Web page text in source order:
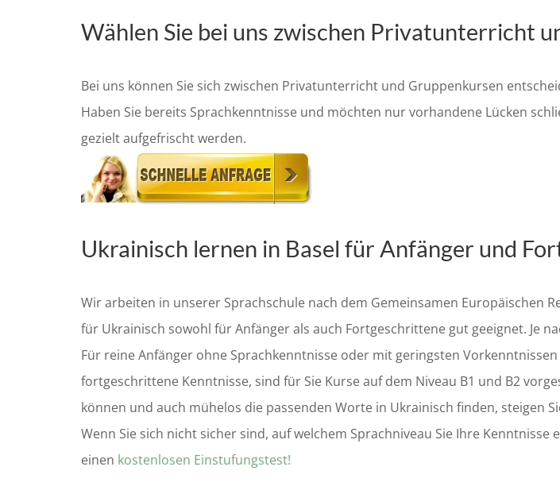
Wählen Sie bei uns zwischen Privatunterricht
Bei uns können Sie sich zwischen Privatunterricht und Gruppenkursen
Haben Sie bereits Sprachkenntnisse und möchten nur vorhandene Lücken
gezielt aufgefrischt werden.
Ukrainisch lernen in Basel für Anfänger und
Wir arbeiten in unserer Sprachschule nach dem Gemeinsamen Europäischen
für Ukrainisch sowohl für Anfänger als auch Fortgeschrittene gut geeignet. Je
Für reine Anfänger ohne Sprachkenntnisse oder mit geringsten
fortgeschrittene Kenntnisse, sind für Sie Kurse auf dem Niveau B1 und B2
können und auch mühelos die passenden Worte in Ukrainisch finden, steigen
Wenn Sie sich nicht sicher sind, auf welchem Sprachniveau Sie Ihre
einen kostenlosen Einstufungstest!